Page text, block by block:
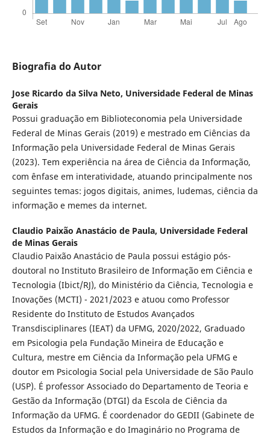
Biografia do Autor
Jose Ricardo da Silva Neto, Universidade Federal de Minas
Gerais
Possui graduação em Biblioteconomia pela Universidade
Federal de Minas Gerais (2019) e mestrado em Ciências da
Informação pela Universidade Federal de Minas Gerais
(2023). Tem experiência na área de Ciência da Informação,
com ênfase em interatividade, atuando principalmente nos
seguintes temas: jogos digitais, animes, ludemas, ciência da
informação e memes da internet.
Claudio Paixão Anastácio de Paula, Universidade Federal
de Minas Gerais
Claudio Paixão Anastácio de Paula possui estágio pós-
doutoral no Instituto Brasileiro de Informação em Ciência e
Tecnologia (Ibict/RJ), do Ministério da Ciência, Tecnologia e
Inovações (MCTI) - 2021/2023 e atuou como Professor
Residente do Instituto de Estudos Avançados
Transdisciplinares (IEAT) da UFMG, 2020/2022, Graduado
em Psicologia pela Fundação Mineira de Educação e
Cultura, mestre em Ciência da Informação pela UFMG e
doutor em Psicologia Social pela Universidade de São Paulo
(USP). É professor Associado do Departamento de Teoria e
Gestão da Informação (DTGI) da Escola de Ciência da
Informação da UFMG. É coordenador do GEDII (Gabinete de
Estudos da Informação e do Imaginário no Programa de